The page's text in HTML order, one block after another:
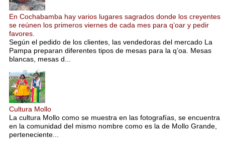
En Cochabamba hay varios lugares sagrados donde los creyentes
se reúnen los primeros viernes de cada mes para q’oar y pedir
favores.
Según el pedido de los clientes, las vendedoras del mercado La
Pampa preparan diferentes tipos de mesas para la q’oa. Mesas
blancas, mesas d...
Cultura Mollo
La cultura Mollo como se muestra en las fotografías, se encuentra
en la comunidad del mismo nombre como es la de Mollo Grande,
perteneciente...